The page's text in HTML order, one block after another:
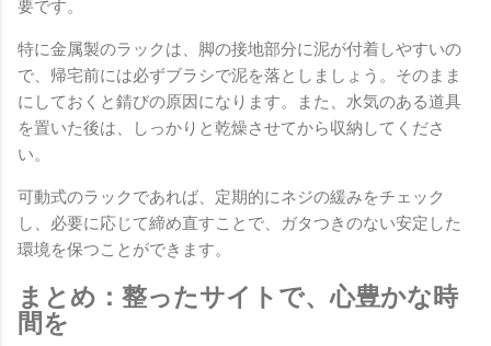
要です。
特に金属製のラックは、脚の接地部分に泥が付着しやすいの
で、帰宅前には必ずブラシで泥を落としましょう。そのまま
にしておくと錆びの原因になります。また、水気のある道具
を置いた後は、しっかりと乾燥させてから収納してくださ
い。
可動式のラックであれば、定期的にネジの緩みをチェック
し、必要に応じて締め直すことで、ガタつきのない安定した
環境を保つことができます。
まとめ：整ったサイトで、心豊かな時
間を